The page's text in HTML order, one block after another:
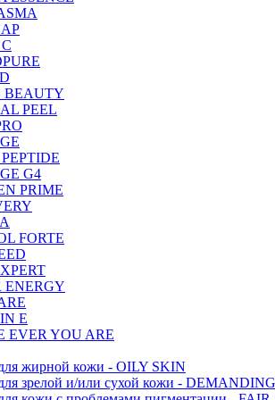
BEAUTY
PEEL
G4
PRIME
FORTE
ENERGY
E
EVER YOU ARE
жирной кожи - OILY SKIN
зрелой и/или сухой кожи -